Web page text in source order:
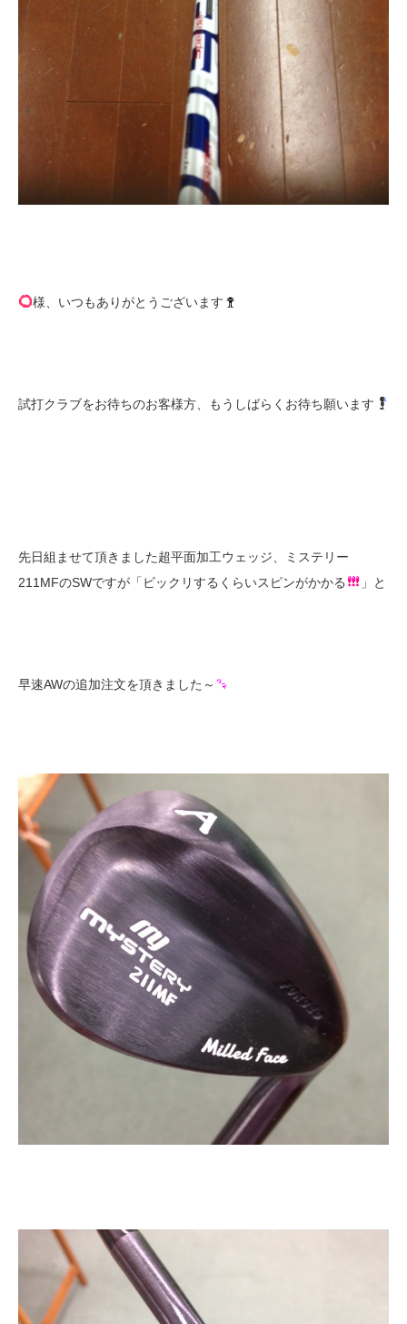
様、いつもありがとうございます
試打クラブをお待ちのお客様方、もうしばらくお待ち願います
先日組ませて頂きました超平面加工ウェッジ、ミステリー
211MFのSWですが「ビックリするくらいスピンがかかる
」と
早速AWの追加注文を頂きました～